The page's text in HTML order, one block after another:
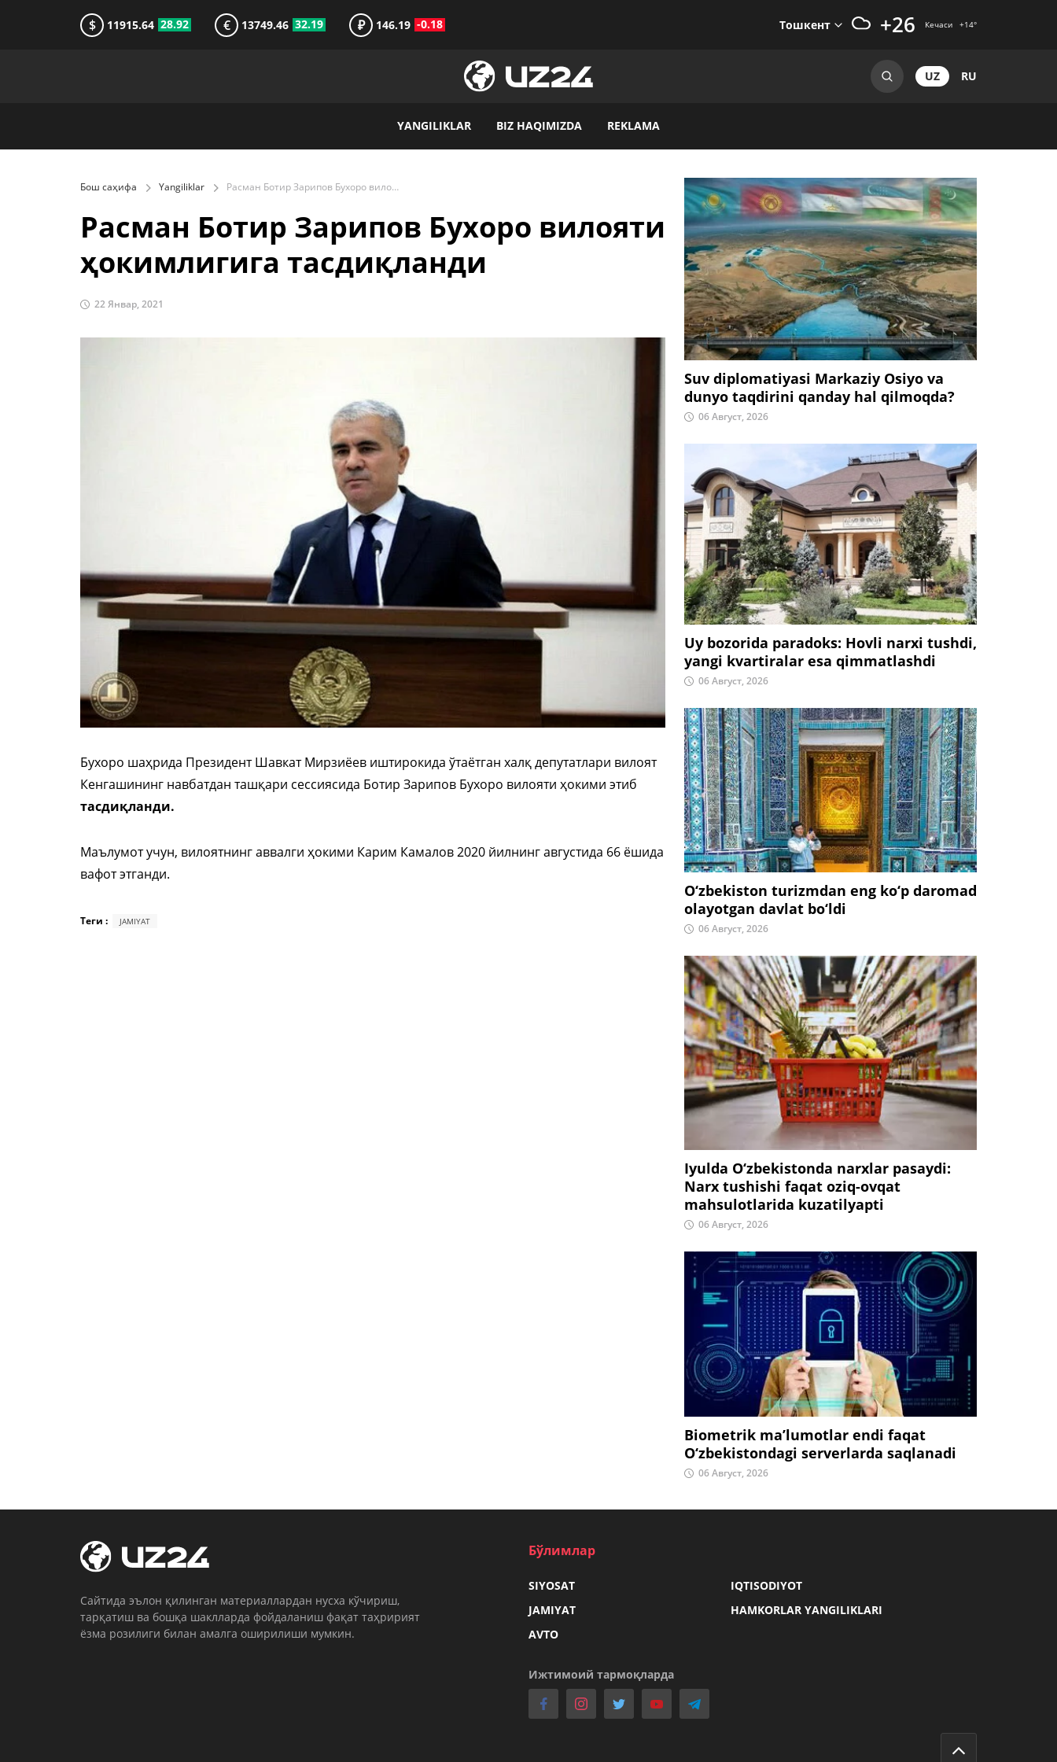
$ 11915.64 28.92 € 13749.46 32.19 ₽ 146.19 -0.18 Тошкент +26 Кечаси +14°
UZ RU
YANGILIKLAR BIZ HAQIMIZDA REKLAMA
Бош саҳифа Yangiliklar Расман Ботир Зарипов Бухоро вилояти ҳокимлигига тасдиқланди
Расман Ботир Зарипов Бухоро вилояти
ҳокимлигига тасдиқланди
22 Январ, 2021
Бухоро шаҳрида Президент Шавкат Мирзиёев иштирокида ўтаётган халқ депутатлари вилоят
Кенгашининг навбатдан ташқари сессиясида Ботир Зарипов Бухоро вилояти ҳокими этиб
тасдиқланди.
Маълумот учун, вилоятнинг аввалги ҳокими Карим Камалов 2020 йилнинг августида 66 ёшида
вафот этганди.
Теги : JAMIYAT
Suv diplomatiyasi Markaziy Osiyo va
dunyo taqdirini qanday hal qilmoqda?
06 Август, 2026
Uy bozorida paradoks: Hovli narxi tushdi,
yangi kvartiralar esa qimmatlashdi
06 Август, 2026
O‘zbekiston turizmdan eng ko‘p daromad
olayotgan davlat bo‘ldi
06 Август, 2026
Iyulda O‘zbekistonda narxlar pasaydi:
Narx tushishi faqat oziq-ovqat
mahsulotlarida kuzatilyapti
06 Август, 2026
Biometrik ma’lumotlar endi faqat
O‘zbekistondagi serverlarda saqlanadi
06 Август, 2026
Cайтида эълон қилинган материаллардан нусха кўчириш,
тарқатиш ва бошқа шаклларда фойдаланиш фақат таҳририят
ёзма розилиги билан амалга оширилиши мумкин.
Бўлимлар
SIYOSAT
IQTISODIYOT
JAMIYAT
HAMKORLAR YANGILIKLARI
AVTO
Ижтимоий тармоқларда